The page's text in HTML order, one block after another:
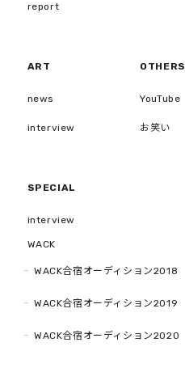
report
ART
news
interview
OTHERS
YouTube
お笑い
SPECIAL
interview
WACK
WACK合宿オーディション2018
WACK合宿オーディション2019
WACK合宿オーディション2020